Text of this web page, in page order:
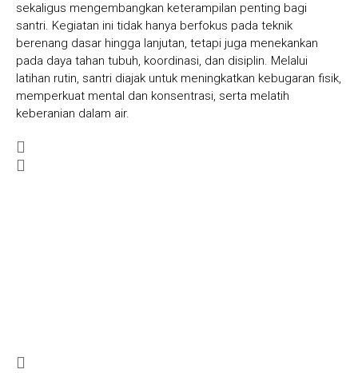
sekaligus mengembangkan keterampilan penting bagi
santri. Kegiatan ini tidak hanya berfokus pada teknik
berenang dasar hingga lanjutan, tetapi juga menekankan
pada daya tahan tubuh, koordinasi, dan disiplin. Melalui
latihan rutin, santri diajak untuk meningkatkan kebugaran fisik,
memperkuat mental dan konsentrasi, serta melatih
keberanian dalam air.